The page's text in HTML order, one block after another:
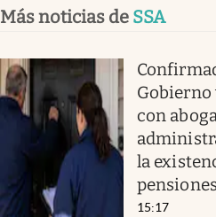
Más noticias de SSA
Gobierno
con
la
15:17